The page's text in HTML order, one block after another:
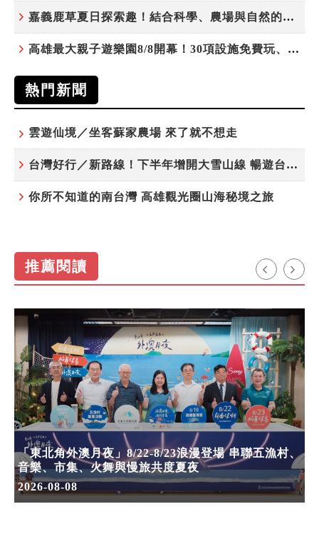
嘉義鹿草夏日探索趣！結合科學、農場與自然的親子小旅行
高雄最大親子遊樂園8/8開幕！30項設施免費玩、YOYO家族嗨翻暑假
熱門新聞
雲遊仙境／坐客蘇家農場 來了就不想走
台灣好行／新路線！下半年增開大雪山線 暢遊台中更便利
你所不知道的南台灣 高雄觀光圈山海秘境之旅
推薦閱讀
「東北角外澳月夜」8/22-8/23浪漫登場 串聯五漁村、
音樂、市集、火舞與慢旅共度夏夜
2026-08-08